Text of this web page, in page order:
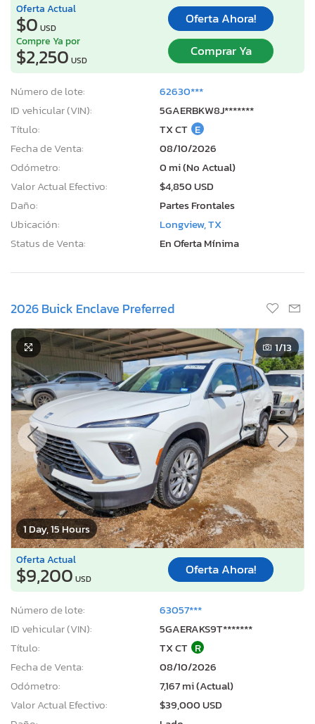
Oferta Actual
$0 USD
Oferta Ahora!
Compre Ya por
$2,250 USD
Comprar Ya
Número de lote:
62630***
ID vehicular (VIN):
5GAERBKW8J*******
Título:
TX CT E
Fecha de Venta:
08/10/2026
Odómetro:
0 mi (No Actual)
Valor Actual Efectivo:
$4,850 USD
Daño:
Partes Frontales
Ubicación:
Longview, TX
Status de Venta:
En Oferta Mínima
2026 Buick Enclave Preferred
1 Day, 15 Hours
1/13
Oferta Actual
$9,200 USD
Oferta Ahora!
Número de lote:
63057***
ID vehicular (VIN):
5GAERAKS9T*******
Título:
TX CT R
Fecha de Venta:
08/10/2026
Odómetro:
7,167 mi (Actual)
Valor Actual Efectivo:
$39,000 USD